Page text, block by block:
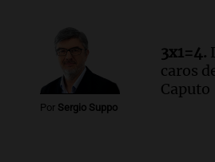
proteínas
Una mañana para todos
Episodios
Audio.Investigan un
la cooperativa
Por Sergio Suppo
3x1=4.
caros
Caputo